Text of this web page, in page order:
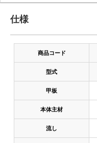
仕様
商品コード
型式
甲板
本体主材
流し